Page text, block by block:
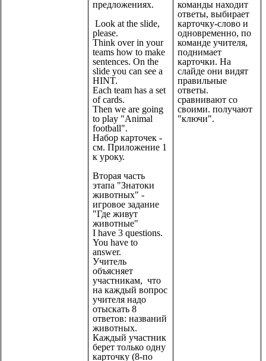
предложениях.
Look at the slide,
please.
Think over in your
teams how to make
sentences. On the
slide you can see a
HINT.
Each team has a set
of cards.
Then we are going
to play "Animal
football".
Набор карточек -
см. Приложение 1
к уроку.
Вторая часть
этапа "Знатоки
животных" -
игровое задание
"Где живут
животные"
I have 3 questions.
You have to
answer.
Учитель
объясняет
участникам, что
на каждый вопрос
учителя надо
отыскать 8
ответов: названий
животных.
Каждый участник
берет только одну
карточку (8-по
команды находит
ответы, выбирает
карточку-слово и
одновременно, по
команде учителя,
поднимает
карточки. На
слайде они видят
правильные
ответы.
сравнивают со
своими. получают
"ключи".